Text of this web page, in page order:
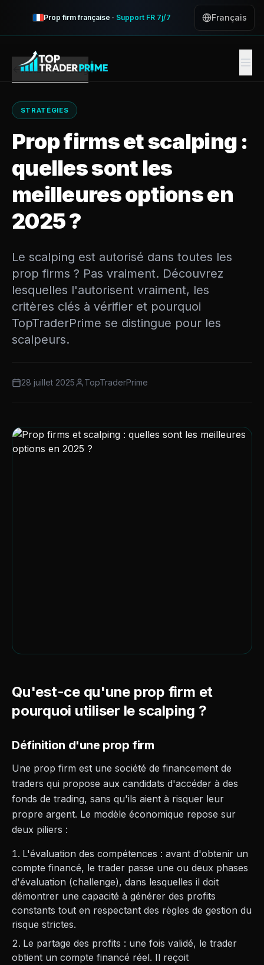
Prop firm française · Support FR 7j/7 Français
Retour au blog
STRATÉGIES
Prop firms et scalping :
quelles sont les
meilleures options en
2025 ?
Le scalping est autorisé dans toutes les
prop firms ? Pas vraiment. Découvrez
lesquelles l'autorisent vraiment, les
critères clés à vérifier et pourquoi
TopTraderPrime se distingue pour les
scalpeurs.
28 juillet 2025 TopTraderPrime
Qu'est-ce qu'une prop firm et
pourquoi utiliser le scalping ?
Définition d'une prop firm
Une prop firm est une société de financement de
traders qui propose aux candidats d'accéder à des
fonds de trading, sans qu'ils aient à risquer leur
propre argent. Le modèle économique repose sur
deux piliers :
L'évaluation des compétences : avant d'obtenir un
compte financé, le trader passe une ou deux phases
d'évaluation (challenge), dans lesquelles il doit
démontrer une capacité à générer des profits
constants tout en respectant des règles de gestion du
risque strictes.
Le partage des profits : une fois validé, le trader
obtient un compte financé réel. Il reçoit